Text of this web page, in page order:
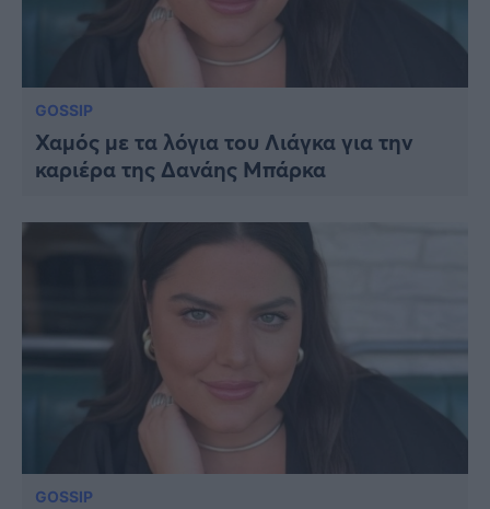
GOSSIP
Χαμός με τα λόγια του Λιάγκα για την
καριέρα της Δανάης Μπάρκα
GOSSIP